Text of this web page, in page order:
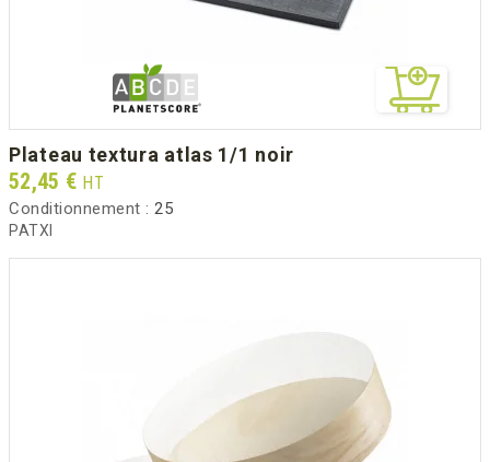
plateau textura atlas 1/1 noir
Prix
52,45 € HT
Conditionnement : 25
PATXI